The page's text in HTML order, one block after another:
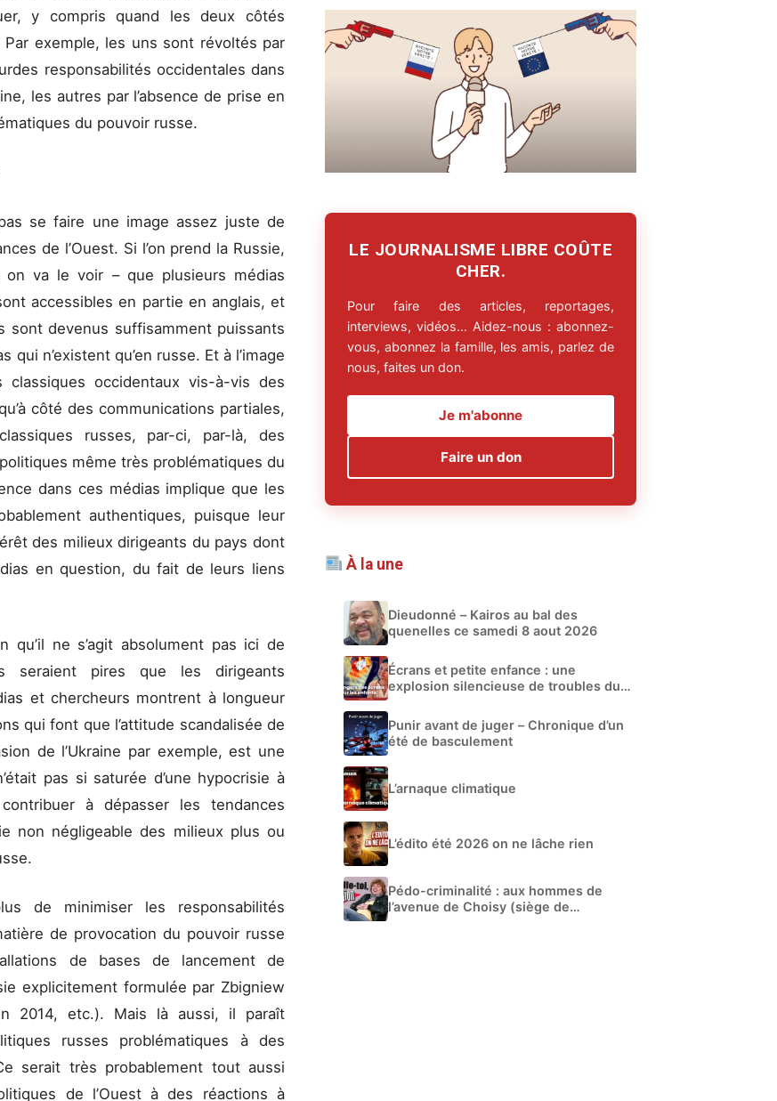
y compris quand les deux côtés
exemple, les uns sont révoltés par
responsabilités occidentales dans
les autres par l’absence de prise en
du pouvoir russe.
se faire une image assez juste de
de l’Ouest. Si l’on prend la Russie,
va le voir – que plusieurs médias
accessibles en partie en anglais, et
sont devenus suffisamment puissants
n’existent qu’en russe. Et à l’image
occidentaux vis-à-vis des
côté des communications partiales,
russes, par-ci, par-là, des
même très problématiques du
dans ces médias implique que les
authentiques, puisque leur
des milieux dirigeants du pays dont
en question, du fait de leurs liens
qu’il ne s’agit absolument pas ici de
seraient pires que les dirigeants
et chercheurs montrent à longueur
qui font que l’attitude scandalisée de
de l’Ukraine par exemple, est une
pas si saturée d’une hypocrisie à
à dépasser les tendances
non négligeable des milieux plus ou
de minimiser les responsabilités
de provocation du pouvoir russe
de bases de lancement de
explicitement formulée par Zbigniew
2014, etc.). Mais là aussi, il paraît
russes problématiques à des
serait très probablement tout aussi
de l’Ouest à des réactions à
LE JOURNALISME LIBRE COÛTE
CHER.
Pour faire des articles, reportages,
interviews, vidéos… Aidez-nous : abonnez-
vous, abonnez la famille, les amis, parlez de
nous, faites un don.
Je m'abonne
Faire un don
À la une
Dieudonné – Kairos au bal des
quenelles ce samedi 8 aout 2026
Écrans et petite enfance : une
explosion silencieuse de troubles du
Punir avant de juger – Chronique d’un
été de basculement
L’arnaque climatique
L’édito été 2026 on ne lâche rien
Pédo-criminalité : aux hommes de
l’avenue de Choisy (siège de